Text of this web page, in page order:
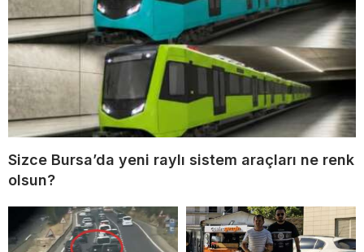
Sizce Bursa’da yeni raylı sistem araçları ne renk
olsun?